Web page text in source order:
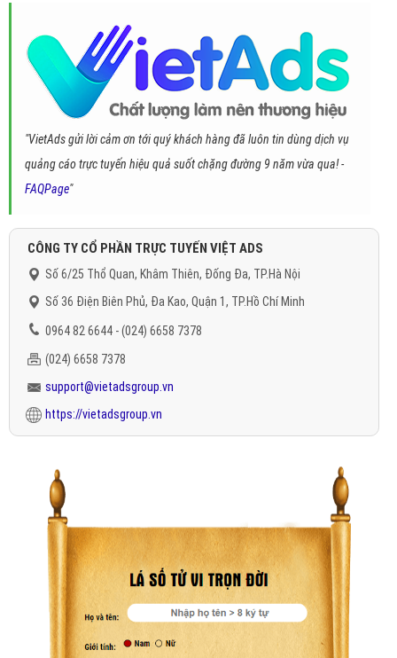
"VietAds gửi lời cảm ơn tới quý khách hàng đã luôn tin dùng dịch vụ
quảng cáo trực tuyến hiệu quả suốt chặng đường 9 năm vừa qua! -
FAQPage"
CÔNG TY CỔ PHẦN TRỰC TUYẾN VIỆT ADS
Số 6/25 Thổ Quan, Khâm Thiên, Đống Đa, TP.Hà Nội
Số 36 Điện Biên Phủ, Đa Kao, Quận 1, TP.Hồ Chí Minh
0964 82 6644 - (024) 6658 7378
(024) 6658 7378
support@vietadsgroup.vn
https://vietadsgroup.vn